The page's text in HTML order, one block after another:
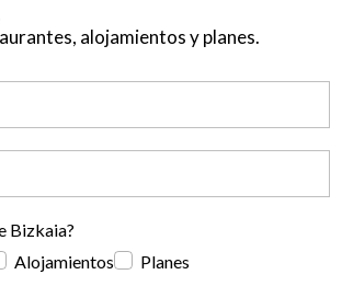
alojamientos y planes.
Bizkaia?
Alojamientos Planes